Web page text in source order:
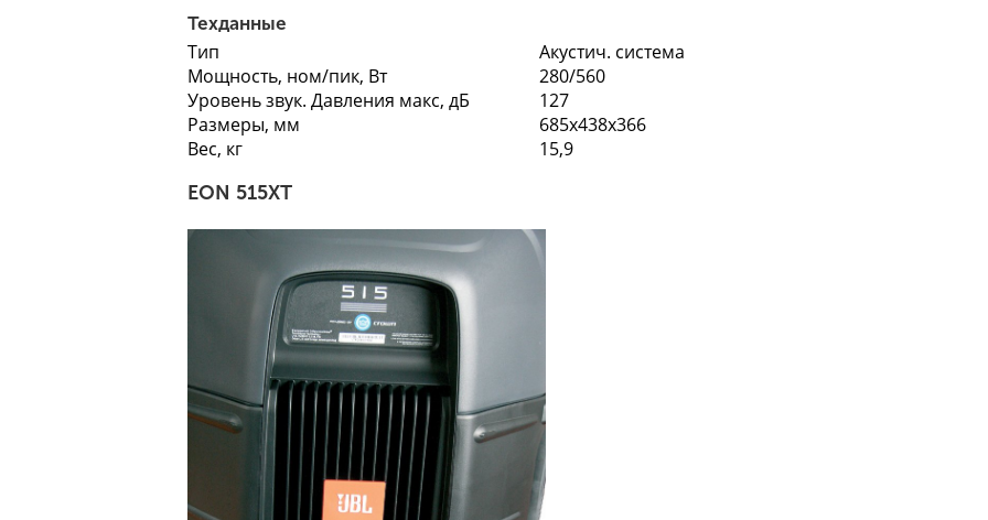
Техданные
Тип
Акустич. система
Мощность, ном/пик, Вт
280/560
Уровень звук. Давления макс, дБ
127
Размеры, мм
685х438х366
Вес, кг
15,9
EON 515XT